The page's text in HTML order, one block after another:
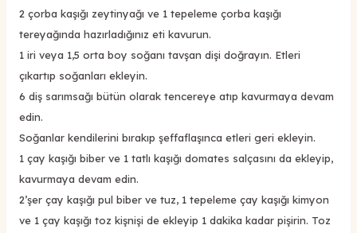
2 çorba kaşığı zeytinyağı ve 1 tepeleme çorba kaşığı
tereyağında hazırladığınız eti kavurun.
1 iri veya 1,5 orta boy soğanı tavşan dişi doğrayın. Etleri
çıkartıp soğanları ekleyin.
6 diş sarımsağı bütün olarak tencereye atıp kavurmaya devam
edin.
Soğanlar kendilerini bırakıp şeffaflaşınca etleri geri ekleyin.
1 çay kaşığı biber ve 1 tatlı kaşığı domates salçasını da ekleyip,
kavurmaya devam edin.
2’şer çay kaşığı pul biber ve tuz, 1 tepeleme çay kaşığı kimyon
ve 1 çay kaşığı toz kişnişi de ekleyip 1 dakika kadar pişirin. Toz